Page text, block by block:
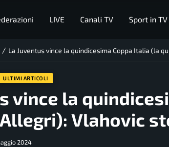
LIVE Canali TV Sport in TV
/ La Juventus vince la quindicesima Coppa Italia (la
ULTIMI ARTICOLI
vince la
Vlahovic
2024